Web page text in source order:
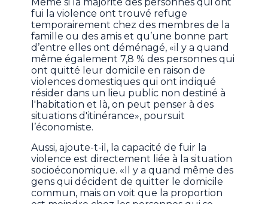
fui la violence ont trouvé refuge
temporairement chez des membres de la
famille ou des amis et qu’une bonne part
d’entre elles ont déménagé, «il y a quand
même également 7,8 % des personnes qui
ont quitté leur domicile en raison de
violences domestiques qui ont indiqué
résider dans un lieu public non destiné à
l'habitation et là, on peut penser à des
situations d'itinérance», poursuit
l’économiste.
Aussi, ajoute-t-il, la capacité de fuir la
violence est directement liée à la situation
socioéconomique. «Il y a quand même des
gens qui décident de quitter le domicile
commun, mais on voit que la proportion